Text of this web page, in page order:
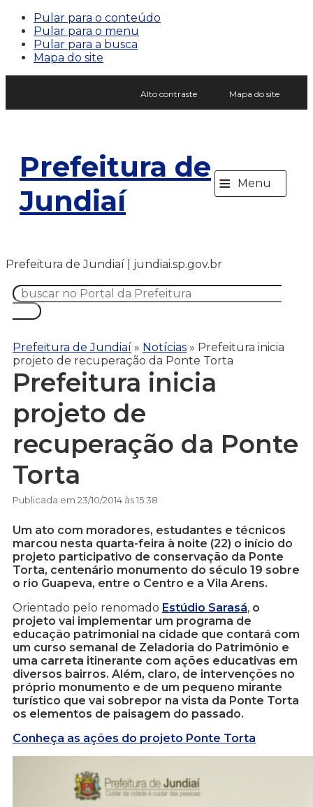
Pular para o conteúdo
Pular para o menu
Pular para a busca
Mapa do site
Alto contraste Mapa do site
Prefeitura de
Jundiaí
≡ Menu
Prefeitura de Jundiaí | jundiai.sp.gov.br
Prefeitura de Jundiaí » Notícias » Prefeitura inicia
projeto de recuperação da Ponte Torta
Prefeitura inicia
projeto de
recuperação da Ponte
Torta
Publicada em 23/10/2014 às 15:38
Um ato com moradores, estudantes e técnicos
marcou nesta quarta-feira à noite (22) o início do
projeto participativo de conservação da Ponte
Torta, centenário monumento do século 19 sobre
o rio Guapeva, entre o Centro e a Vila Arens.
Orientado pelo renomado Estúdio Sarasá, o
projeto vai implementar um programa de
educação patrimonial na cidade que contará com
um curso semanal de Zeladoria do Patrimônio e
uma carreta itinerante com ações educativas em
diversos bairros. Além, claro, de intervenções no
próprio monumento e de um pequeno mirante
turístico que vai sobrepor na vista da Ponte Torta
os elementos de paisagem do passado.
Conheça as ações do projeto Ponte Torta